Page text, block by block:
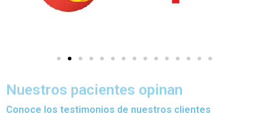
Nuestros pacientes opinan
Conoce los testimonios de nuestros clientes